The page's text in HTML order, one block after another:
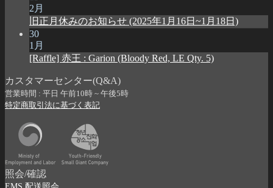
2月
旧正月休みのお知らせ (2025年1月16日~1月18日)
30
1月
[Raffle] 赤王 : Garion (Bloody Red, LE Qty. 5)
カスタマーセンター(Q&A)
営業時間 : 平日 午前10時 ~ 午後5時
特定商取引法に基づく表記
照会/確認